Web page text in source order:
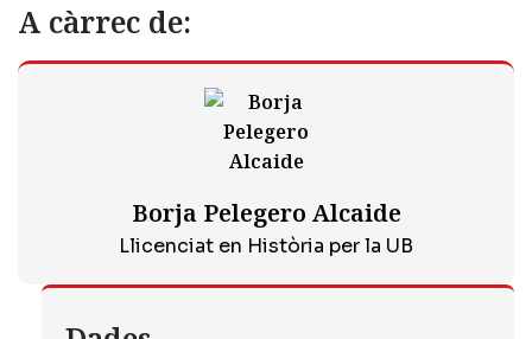
A càrrec de:
Borja Pelegero Alcaide
Llicenciat en Història per la UB